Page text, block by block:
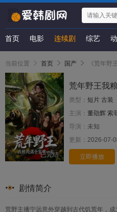
首页 电影 连续剧 综艺
当前位置 首页 国产 《荒年野
已完结
荒年野王我
类型： 短片 古装
主演： 董劭辉 索
导演： 未知
更新： 2026-07-
立即播放
剧情简介
荒野主播宁远意外穿越到古代饥荒年，